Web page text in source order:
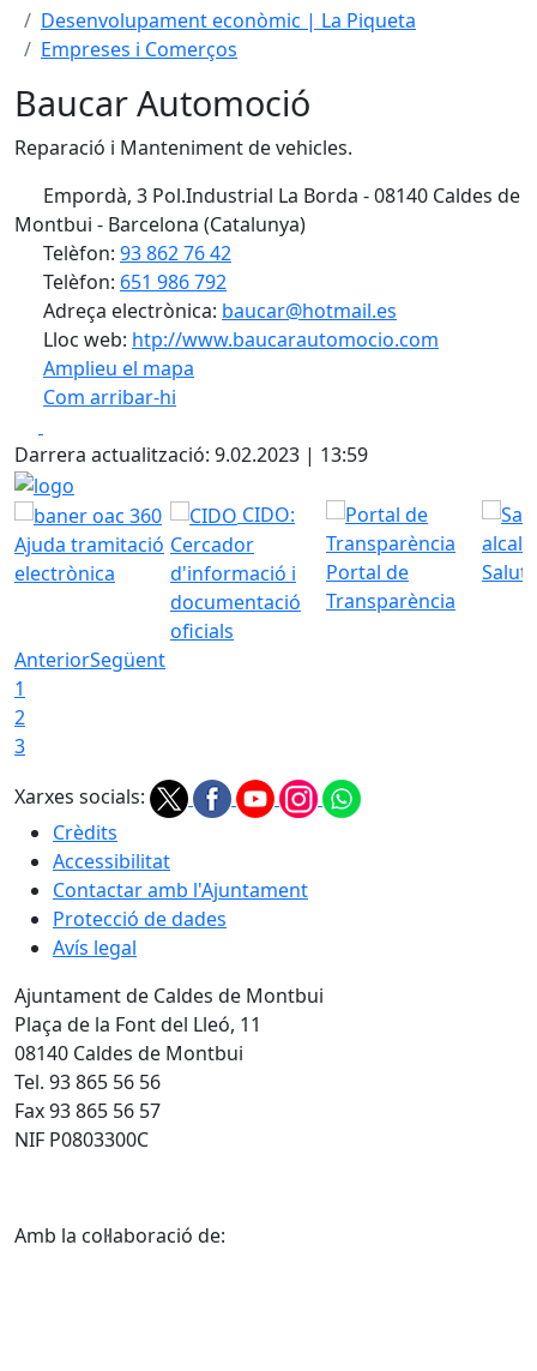
Desenvolupament econòmic | La Piqueta
Empreses i Comerços
Baucar Automoció
Reparació i Manteniment de vehicles.
Empordà, 3 Pol.Industrial La Borda - 08140 Caldes de
Montbui - Barcelona (Catalunya)
Telèfon: 93 862 76 42
Telèfon: 651 986 792
Adreça electrònica: baucar@hotmail.es
Lloc web: htp://www.baucarautomocio.com
Amplieu el mapa
Com arribar-hi
+
−
Darrera actualització: 9.02.2023 | 13:59
logo
Ajuda tramitació
electrònica
CIDO:
Cercador
d'informació i
documentació
oficials
Portal de
Transparència
AnteriorSegüent
1
2
3
Xarxes socials:
Crèdits
Accessibilitat
Contactar amb l'Ajuntament
Protecció de dades
Avís legal
Ajuntament de Caldes de Montbui
Plaça de la Font del Lleó, 11
08140 Caldes de Montbui
Tel. 93 865 56 56
Fax 93 865 56 57
NIF P0803300C
Amb la col·laboració de: